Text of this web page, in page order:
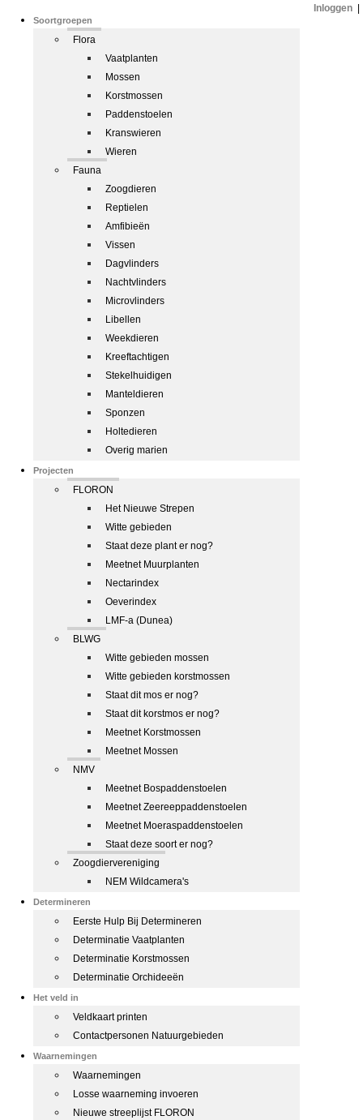
Soortgroepen
Flora
Vaatplanten
Mossen
Korstmossen
Paddenstoelen
Kranswieren
Wieren
Fauna
Zoogdieren
Reptielen
Amfibieën
Vissen
Dagvlinders
Nachtvlinders
Microvlinders
Libellen
Weekdieren
Kreeftachtigen
Stekelhuidigen
Manteldieren
Sponzen
Holtedieren
Overig marien
Projecten
FLORON
Het Nieuwe Strepen
Witte gebieden
Staat deze plant er nog?
Meetnet Muurplanten
Nectarindex
Oeverindex
LMF-a (Dunea)
BLWG
Witte gebieden mossen
Witte gebieden korstmossen
Staat dit mos er nog?
Staat dit korstmos er nog?
Meetnet Korstmossen
Meetnet Mossen
NMV
Meetnet Bospaddenstoelen
Meetnet Zeereeppaddenstoelen
Meetnet Moeraspaddenstoelen
Staat deze soort er nog?
Zoogdiervereniging
NEM Wildcamera's
Determineren
Eerste Hulp Bij Determineren
Determinatie Vaatplanten
Determinatie Korstmossen
Determinatie Orchideeën
Het veld in
Veldkaart printen
Contactpersonen Natuurgebieden
Waarnemingen
Waarnemingen
Losse waarneming invoeren
Nieuwe streeplijst FLORON
Inloggen